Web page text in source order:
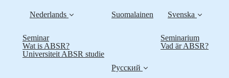
Nederlands
Seminar
Wat is ABSR?
Universiteit ABSR studie
Suomalainen Svenska
Seminarium
Vad är ABSR?
Русский